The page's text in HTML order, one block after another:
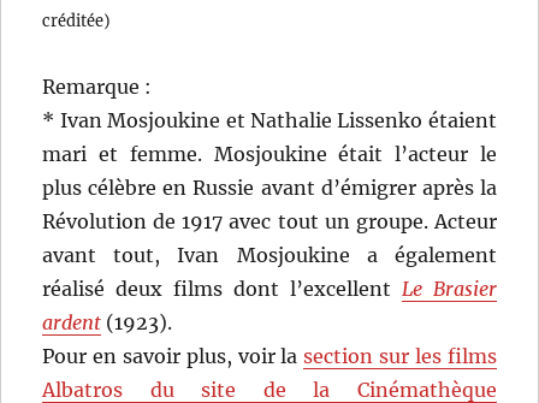
créditée)
Remarque :
* Ivan Mosjoukine et Nathalie Lissenko étaient
mari et femme. Mosjoukine était l’acteur le
plus célèbre en Russie avant d’émigrer après la
Révolution de 1917 avec tout un groupe. Acteur
avant tout, Ivan Mosjoukine a également
réalisé deux films dont l’excellent Le Brasier
ardent (1923).
Pour en savoir plus, voir lasection sur les films
Albatros du site de la Cinémathèque